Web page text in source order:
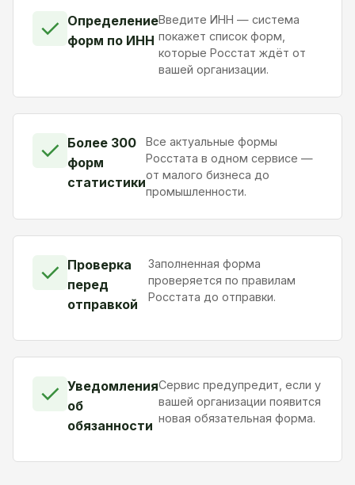
✓ Определение
форм по ИНН
Введите ИНН — система
покажет список форм,
которые Росстат ждёт от
вашей организации.
✓ Более 300
форм
статистики
Все актуальные формы
Росстата в одном сервисе —
от малого бизнеса до
промышленности.
✓ Проверка
перед
отправкой
Заполненная форма
проверяется по правилам
Росстата до отправки.
✓ Уведомления
об
обязанности
Сервис предупредит, если у
вашей организации появится
новая обязательная форма.